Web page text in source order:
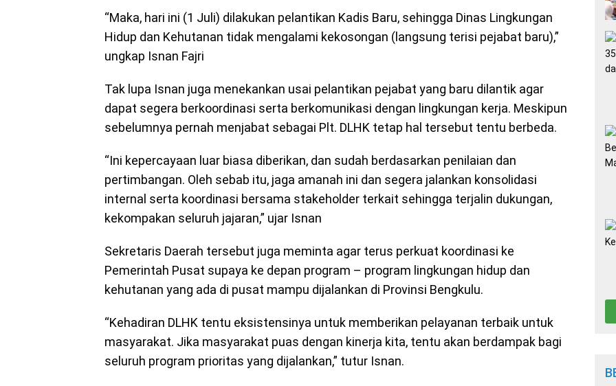
“Maka, hari ini (1 Juli) dilakukan pelantikan Kadis Baru, sehingga Dinas Lingkungan
Hidup dan Kehutanan tidak mengalami kekosongan (langsung terisi pejabat baru),”
ungkap Isnan Fajri
Tak lupa Isnan juga menekankan usai pelantikan pejabat yang baru dilantik agar
dapat segera berkoordinasi serta berkomunikasi dengan lingkungan kerja. Meskipun
sebelumnya pernah menjabat sebagai Plt. DLHK tetap hal tersebut tentu berbeda.
“Ini kepercayaan luar biasa diberikan, dan sudah berdasarkan penilaian dan
pertimbangan. Oleh sebab itu, jaga amanah ini dan segera jalankan konsolidasi
internal serta koordinasi bersama stakeholder terkait sehingga terjalin dukungan,
kekompakan seluruh jajaran,” ujar Isnan
Sekretaris Daerah tersebut juga meminta agar terus perkuat koordinasi ke
Pemerintah Pusat supaya ke depan program – program lingkungan hidup dan
kehutanan yang ada di pusat mampu dijalankan di Provinsi Bengkulu.
“Kehadiran DLHK tentu eksistensinya untuk memberikan pelayanan terbaik untuk
masyarakat. Jika masyarakat puas dengan kinerja kita, tentu akan berdampak bagi
seluruh program prioritas yang dijalankan,” tutur Isnan.